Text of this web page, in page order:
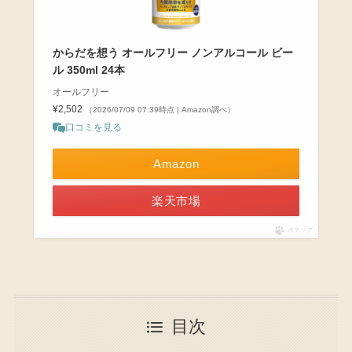
からだを想う オールフリー ノンアルコール ビー
ル 350ml 24本
オールフリー
¥2,502
（2026/07/09 07:39時点 | Amazon調べ）
口コミを見る
Amazon
楽天市場
ポチップ
目次